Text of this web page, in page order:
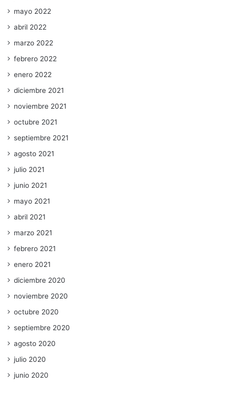
mayo 2022
abril 2022
marzo 2022
febrero 2022
enero 2022
diciembre 2021
noviembre 2021
octubre 2021
septiembre 2021
agosto 2021
julio 2021
junio 2021
mayo 2021
abril 2021
marzo 2021
febrero 2021
enero 2021
diciembre 2020
noviembre 2020
octubre 2020
septiembre 2020
agosto 2020
julio 2020
junio 2020